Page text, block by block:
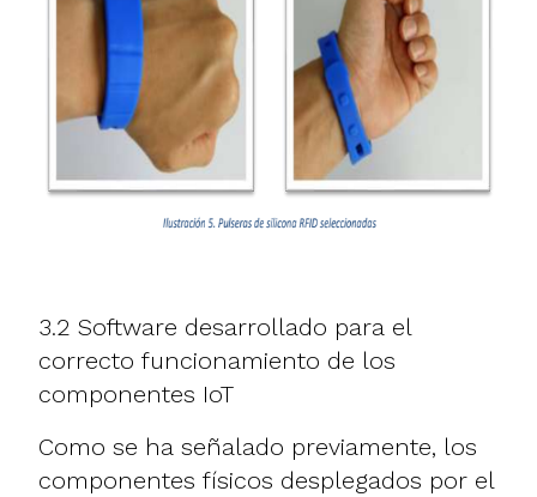
3.2 Software desarrollado para el
correcto funcionamiento de los
componentes IoT
Como se ha señalado previamente, los
componentes físicos desplegados por el